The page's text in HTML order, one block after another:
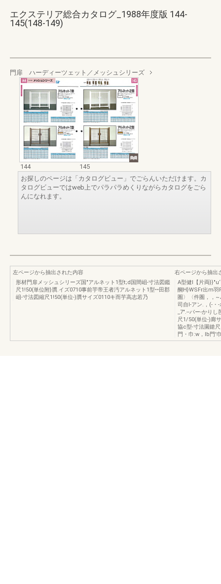
エクステリア総合カタログ_1988年度版 144-
145(148-149)
門扉 ハーディーツェット／メッシュシリーズ
144
145
お探しのページは「カタログビュー」でごらんいただけます。カ
タログビューではweb上でパラパラめくりながらカタログをごら
んになれます。
左ページから抽出された内容
形材門扉メッシュシリーズ国"アルネット1型t;d国間岨-寸法図鑑
尺1!50(単位附}贋.イズ0710事前芋帝王者汚アルネット1型••田郡
岨-寸法図縮尺1!50(単位-)贋サイズ0110キ而芋高志若乃
右ページから抽出
A型健I【片両
醐H}WSFr出m羽
圏〉〈件圏，，
司自l-アン.，(-・
_7".--パー-かり
尺1/50(単位-)廊
協c型-寸法園鎗
門・巾:w，Ib門'